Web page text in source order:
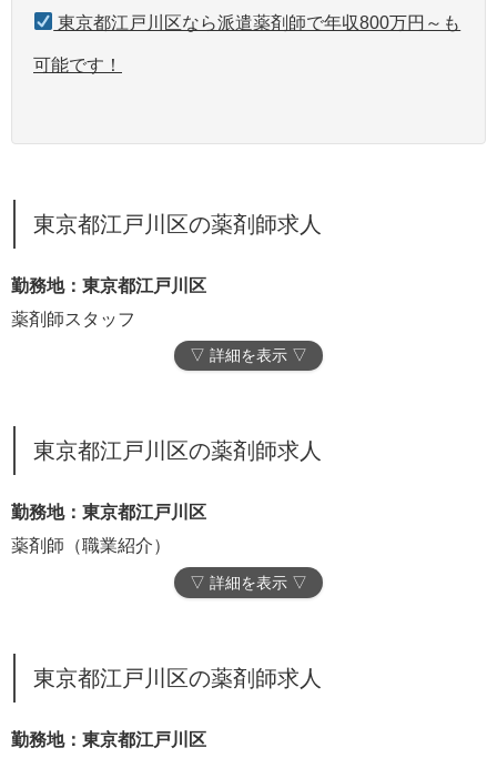
東京都江戸川区なら派遣薬剤師で年収800万円～も
可能です！
東京都江戸川区の薬剤師求人
勤務地：東京都江戸川区
薬剤師スタッフ
▽ 詳細を表示 ▽
東京都江戸川区の薬剤師求人
勤務地：東京都江戸川区
薬剤師（職業紹介）
▽ 詳細を表示 ▽
東京都江戸川区の薬剤師求人
勤務地：東京都江戸川区